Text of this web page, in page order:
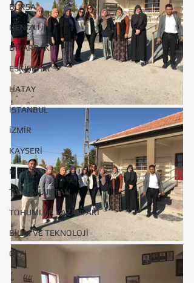
BURSA
DENİZLİ
DİYARBAKIR
ESKİŞEHİR
HATAY
İSTANBUL
İZMİR
KAYSERİ
MERSİN
TOHUMLUKTAN
TOHUMLUK YAZARLARI
BİLİM VE TEKNOLOJİ
GEZİ